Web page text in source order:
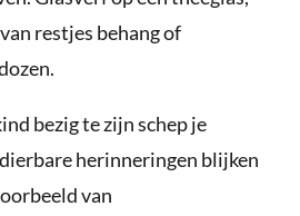
restjes behang of
bezig te zijn schep je
herinneringen blijken
van